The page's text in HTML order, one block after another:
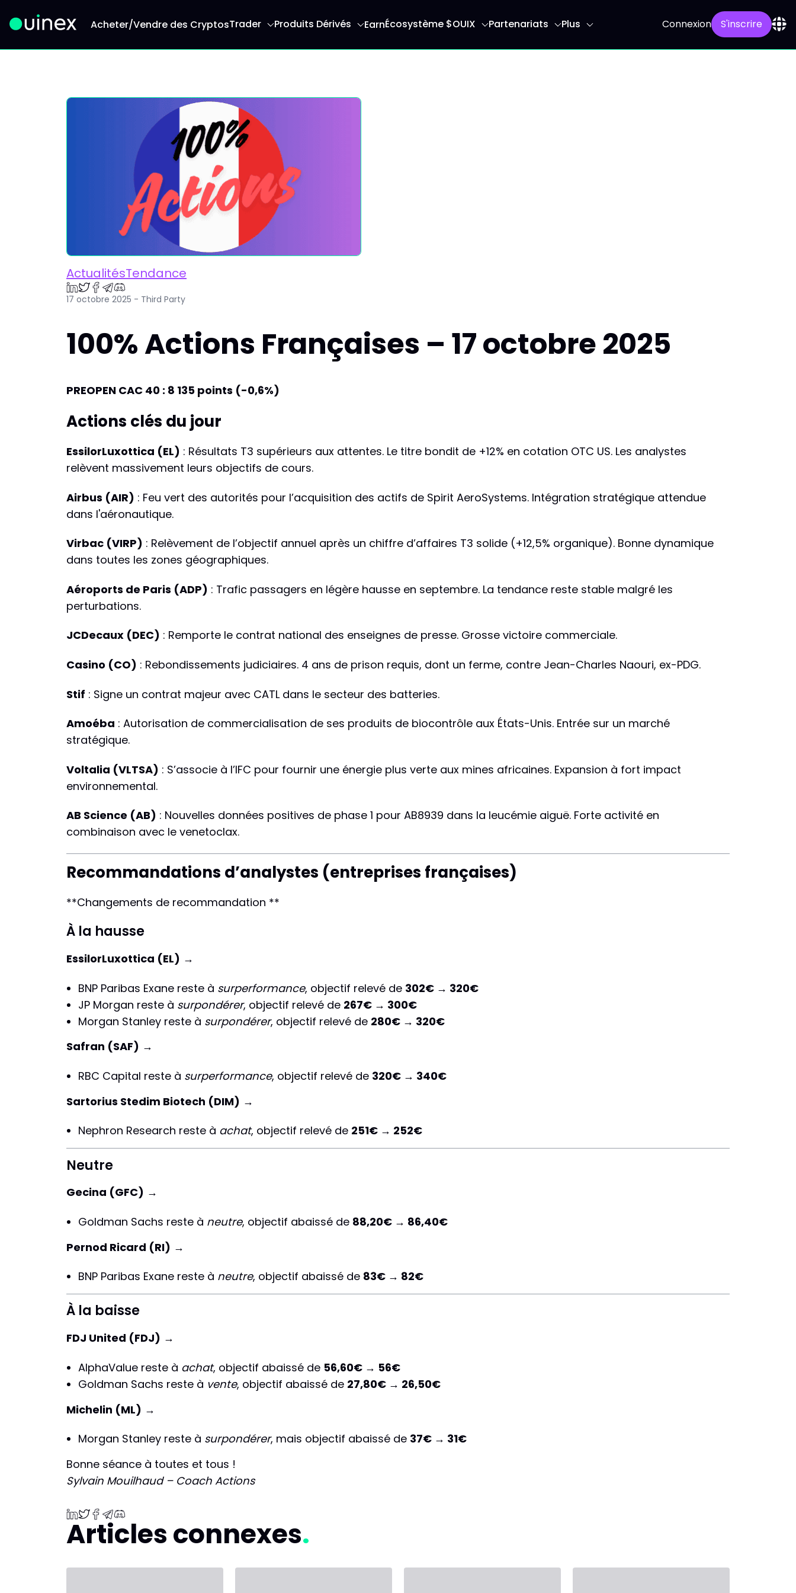
Acheter/Vendre des CryptosTrader Produits Dérivés EarnÉcosystème $OUIX Partenariats Plus Connexion S'inscrire
ActualitésTendance
17 octobre 2025 - Third Party
100% Actions Françaises – 17 octobre 2025
PREOPEN CAC 40 : 8 135 points (-0,6%)
Actions clés du jour
EssilorLuxottica (EL) : Résultats T3 supérieurs aux attentes. Le titre bondit de +12% en cotation OTC US. Les analystes
relèvent massivement leurs objectifs de cours.
Airbus (AIR) : Feu vert des autorités pour l’acquisition des actifs de Spirit AeroSystems. Intégration stratégique attendue
dans l'aéronautique.
Virbac (VIRP) : Relèvement de l’objectif annuel après un chiffre d’affaires T3 solide (+12,5% organique). Bonne dynamique
dans toutes les zones géographiques.
Aéroports de Paris (ADP) : Trafic passagers en légère hausse en septembre. La tendance reste stable malgré les
perturbations.
JCDecaux (DEC) : Remporte le contrat national des enseignes de presse. Grosse victoire commerciale.
Casino (CO) : Rebondissements judiciaires. 4 ans de prison requis, dont un ferme, contre Jean-Charles Naouri, ex-PDG.
Stif : Signe un contrat majeur avec CATL dans le secteur des batteries.
Amoéba : Autorisation de commercialisation de ses produits de biocontrôle aux États-Unis. Entrée sur un marché
stratégique.
Voltalia (VLTSA) : S’associe à l’IFC pour fournir une énergie plus verte aux mines africaines. Expansion à fort impact
environnemental.
AB Science (AB) : Nouvelles données positives de phase 1 pour AB8939 dans la leucémie aiguë. Forte activité en
combinaison avec le venetoclax.
Recommandations d’analystes (entreprises françaises)
**Changements de recommandation **
À la hausse
EssilorLuxottica (EL) →
BNP Paribas Exane reste à surperformance, objectif relevé de 302€ → 320€
JP Morgan reste à surpondérer, objectif relevé de 267€ → 300€
Morgan Stanley reste à surpondérer, objectif relevé de 280€ → 320€
Safran (SAF) →
RBC Capital reste à surperformance, objectif relevé de 320€ → 340€
Sartorius Stedim Biotech (DIM) →
Nephron Research reste à achat, objectif relevé de 251€ → 252€
Neutre
Gecina (GFC) →
Goldman Sachs reste à neutre, objectif abaissé de 88,20€ → 86,40€
Pernod Ricard (RI) →
BNP Paribas Exane reste à neutre, objectif abaissé de 83€ → 82€
À la baisse
FDJ United (FDJ) →
AlphaValue reste à achat, objectif abaissé de 56,60€ → 56€
Goldman Sachs reste à vente, objectif abaissé de 27,80€ → 26,50€
Michelin (ML) →
Morgan Stanley reste à surpondérer, mais objectif abaissé de 37€ → 31€
Bonne séance à toutes et tous !
Sylvain Mouilhaud – Coach Actions
Articles connexes